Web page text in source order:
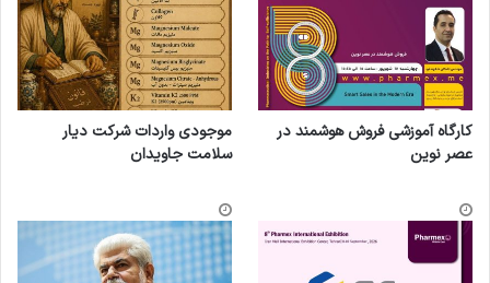
کارگاه آموزشی فروش هوشمند در
عصر نوین
موجودی واردات شرکت دیار
سلامت جاویدان